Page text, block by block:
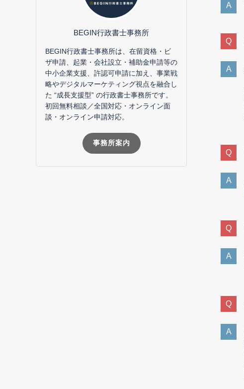
BEGIN行政書士事務所
BEGIN行政書士事務所は、在留資格・ビ
ザ申請、起業・会社設立・補助金申請等の
中小企業支援、許認可申請に加え、事業戦
略やデジタルマーケティング視点を融合し
た “成長支援型” の行政書士事務所です。
初回無料相談／全国対応・オンライン面
談・オンライン申請対応。
事務所案内